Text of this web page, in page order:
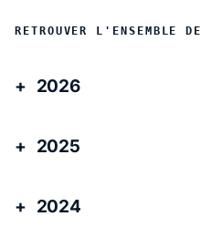
RETROUVER L'ENSEMBLE
2026
2025
2024